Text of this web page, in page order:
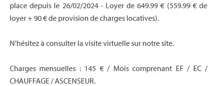
place depuis le 26/02/2024 - Loyer de 649.99 € (559.99 € de
loyer + 90 € de provision de charges locatives).
N'hésitez à consulter la visite virtuelle sur notre site.
Charges mensuelles : 145 € / Mois comprenant EF / EC /
CHAUFFAGE / ASCENSEUR.